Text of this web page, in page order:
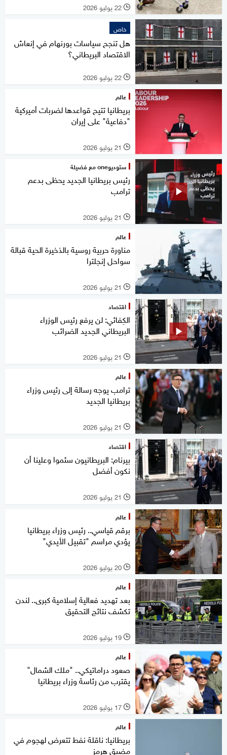
l 22 يوليو 2026
خاص
هل تنجح سياسات بورنهام في إنعاش
الاقتصاد البريطاني؟
l 22 يوليو 2026
عالم
بريطانيا تتيح قواعدها لضربات أميركية
"دفاعية" على إيران
l 21 يوليو 2026
ستوديوone مع فضيلة
رئيس بريطانيا الجديد يحظى بدعم
ترامب
l 21 يوليو 2026
عالم
مناورة حربية روسية بالذخيرة الحية قبالة
سواحل إنجلترا
l 21 يوليو 2026
اقتصاد
الكِفائي: لن يرفع رئيس الوزراء
البريطاني الجديد الضرائب
l 21 يوليو 2026
عالم
ترامب يوجه رسالة إلى رئيس وزراء
بريطانيا الجديد
l 21 يوليو 2026
اقتصاد
بيرنام: البريطانيون سئموا وعلينا أن
نكون أفضل
l 21 يوليو 2026
عالم
برقم قياسي.. رئيس وزراء بريطانيا
يؤدي مراسم "تقبيل الأيدي"
l 20 يوليو 2026
عالم
بعد تهديد فعالية إسلامية كبرى.. لندن
تكشف نتائج التحقيق
l 19 يوليو 2026
عالم
صعود دراماتيكي.. "ملك الشمال"
يقترب من رئاسة وزراء بريطانيا
l 17 يوليو 2026
عالم
بريطانيا: ناقلة نفط تتعرض لهجوم في
مضيق هرمز